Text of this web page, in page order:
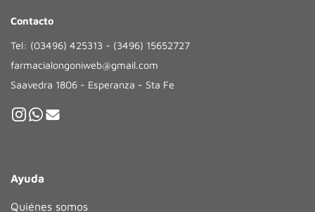
Contacto
Tel: (03496) 425313 - (3496) 15652727
farmacialongoniweb@gmail.com
Saavedra 1806 - Esperanza - Sta Fe
Ayuda
Quiénes somos